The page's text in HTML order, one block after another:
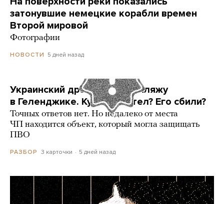
затонувшие немецкие корабли времен
Второй мировой
Фотографии
НОВОСТИ 5 дней назад
Украинский дрон попал по пляжу
в Геленджике. Куда он летел? Его сбили?
Точных ответов нет. Но недалеко от места
ЧП находится объект, который могла защищать
ПВО
РАЗБОР 3 карточки 5 дней назад